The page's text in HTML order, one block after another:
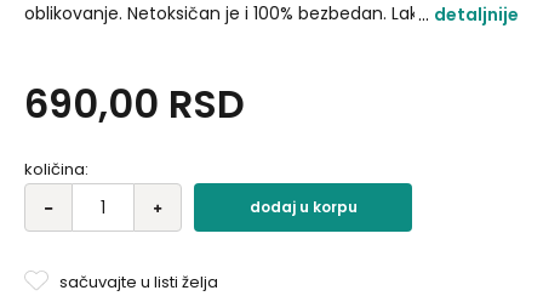
oblikovanje. Netoksičan je i 100% bezbedan. Lako se čisti,
200g mase u četiri različitih boja., alat za oblikovanje kao i
kalupi u obliku farma. Namenjen je deci uzrasta iznad 3
detaljnije
690,00 RSD
količina:
dodaj u korpu
sačuvajte u listi želja